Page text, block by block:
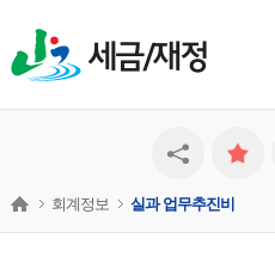
세금/재정
회계정보 실과 업무추진비